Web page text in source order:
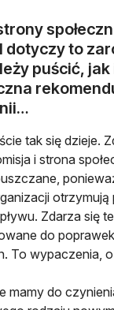
dotyczy to
puścić,
tak się dzieje.
i strona
otrzymują
Zdarza się
do
To wypaczenia,
mamy do